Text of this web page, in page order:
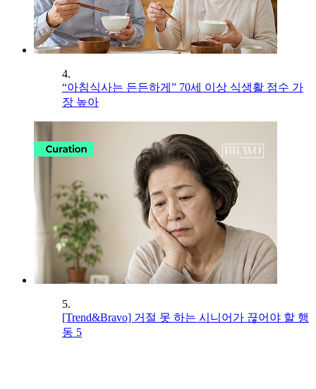
4.
“아침식사는 든든하게” 70세 이상 식생활 점수 가
장 높아
5.
[Trend&Bravo] 거절 못 하는 시니어가 끊어야 할 행
동 5